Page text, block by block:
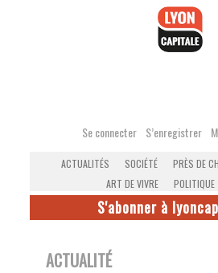
Se connecter S’enregistrer
ACTUALITÉS SOCIÉTÉ PRÈS DE
ART DE VIVRE
POLITIQUE
S'abonner à
ACTUALITÉ